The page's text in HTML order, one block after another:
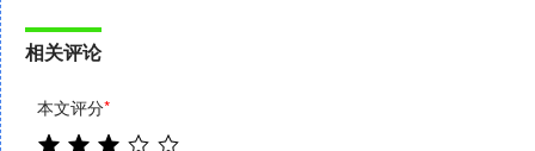
相关评论
本文评分*